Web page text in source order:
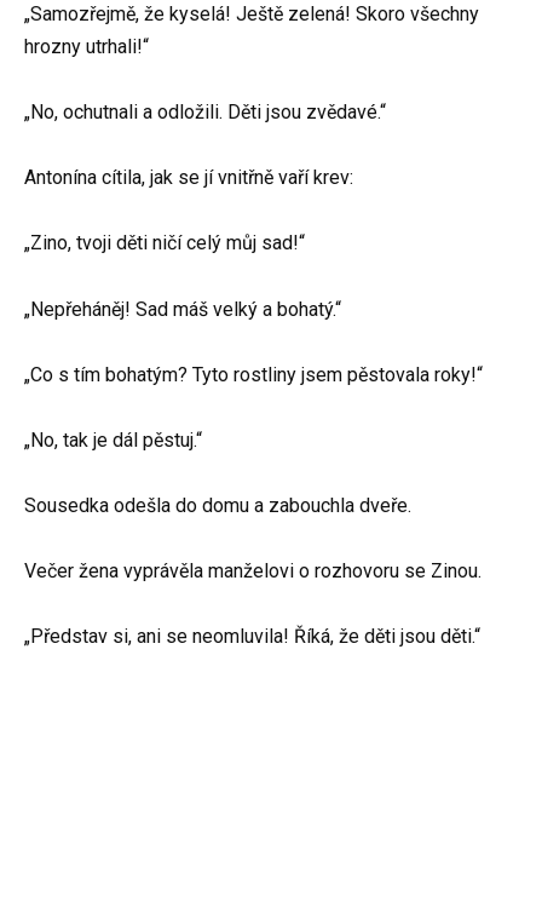
„Samozřejmě, že kyselá! Ještě zelená! Skoro všechny
hrozny utrhali!“
„No, ochutnali a odložili. Děti jsou zvědavé.“
Antonína cítila, jak se jí vnitřně vaří krev:
„Zino, tvoji děti ničí celý můj sad!“
„Nepřeháněj! Sad máš velký a bohatý.“
„Co s tím bohatým? Tyto rostliny jsem pěstovala roky!“
„No, tak je dál pěstuj.“
Sousedka odešla do domu a zabouchla dveře.
Večer žena vyprávěla manželovi o rozhovoru se Zinou.
„Představ si, ani se neomluvila! Říká, že děti jsou děti.“